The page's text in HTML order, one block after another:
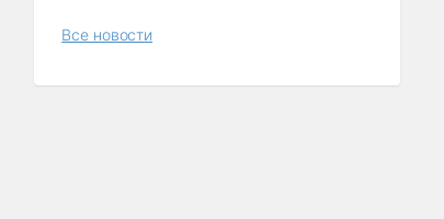
Все новости